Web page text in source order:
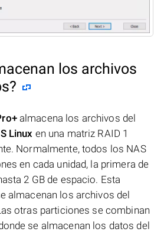
los archivos
almacena los archivos del
Linux en una matriz RAID 1
Normalmente, todos los NAS
en cada unidad, la primera de
2 GB de espacio. Esta
almacenan los archivos del
otras particiones se combinan
se almacenan los datos del